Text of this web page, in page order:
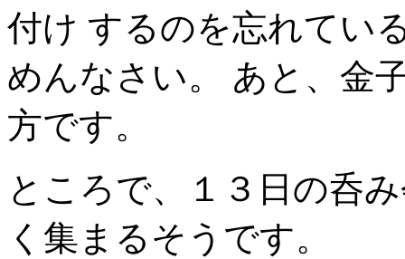
付け するのを忘れてい
めんなさい。 あと、金
方です。
ところで、１３日の呑
く集まるそうです。